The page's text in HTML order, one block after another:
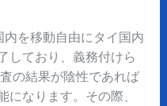
内を移動自由にタイ国内
しており、義務付けら
の結果が陰性であれば
なります。その際、